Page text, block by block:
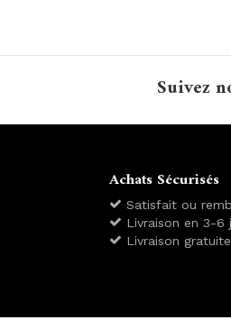
Suivez
Achats Sécurisés
Satisfait ou
Livraison en 3-6
Livraison